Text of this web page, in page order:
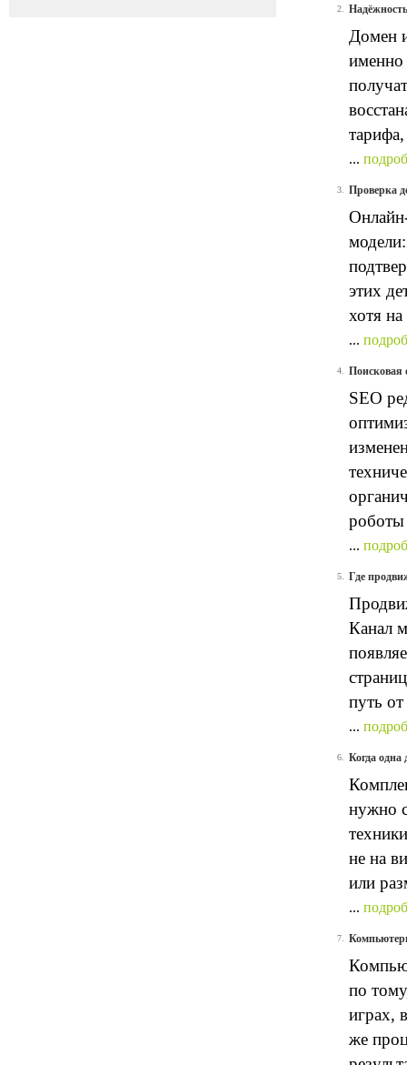
2.
Домен
именно
...
3. Проверка
этих
хотя
...
4. Поисковая
SEO
...
5. Где
Канал
путь
...
6. Когда одна
нужно
не на
или
...
7.
по
играх,
же